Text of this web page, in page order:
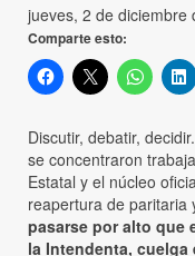
jueves, 2 de diciembre
Comparte esto:
Discutir, debatir,
se concentraron
Estatal y el núcleo
reapertura de paritaria
pasarse por alto que
la Intendenta,